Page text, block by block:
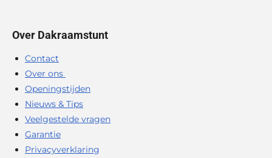
Over Dakraamstunt
Contact
Over ons
Openingstijden
Nieuws & Tips
Veelgestelde vragen
Garantie
Privacyverklaring